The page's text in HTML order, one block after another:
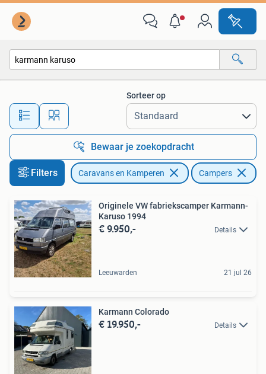
Alle afstanden…
Sorteer op
Bewaar je zoekopdracht
Filters Caravans en Kamperen Campers
Originele VW fabriekscamper Karmann-
Karuso 1994
€ 9.950,- Details
Leeuwarden 21 jul 26
Karmann Colorado
€ 19.950,- Details